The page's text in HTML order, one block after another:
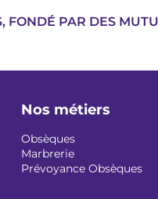
FONDÉ PAR DES
Nos métiers
Obsèques
Marbrerie
Prévoyance Obsèques